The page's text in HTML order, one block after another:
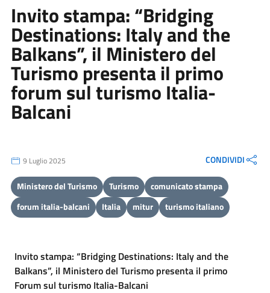
Invito stampa: “Bridging
Destinations: Italy and the
Balkans”, il Ministero del
Turismo presenta il primo
forum sul turismo Italia-
Balcani
9 Luglio 2025 CONDIVIDI
Ministero del Turismo Turismo
comunicato stampa
forum italia-balcani
Italia mitur turismo italiano
Invito stampa: “Bridging Destinations: Italy and the
Balkans”, il Ministero del Turismo presenta il primo
Forum sul turismo Italia-Balcani